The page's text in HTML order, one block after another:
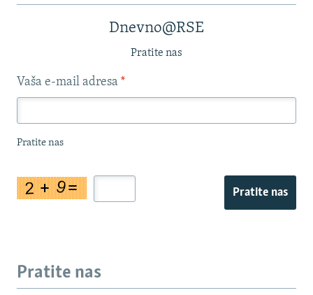
Dnevno@RSE
Pratite nas
Vaša e-mail adresa *
Pratite nas
Pratite nas
Pratite nas